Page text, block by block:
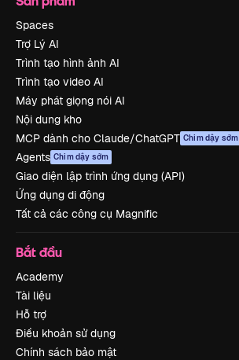
Spaces
Trợ Lý AI
Trình tạo hình ảnh AI
Trình tạo video AI
Máy phát giọng nói AI
Nội dung kho
MCP dành cho Claude/ChatGPT Chim dậy sớm
Agents Chim dậy sớm
Giao diện lập trình ứng dụng (API)
Ứng dụng di động
Tất cả các công cụ Magnific
Bắt đầu
Academy
Tài liệu
Hỗ trợ
Điều khoản sử dụng
Chính sách bảo mật